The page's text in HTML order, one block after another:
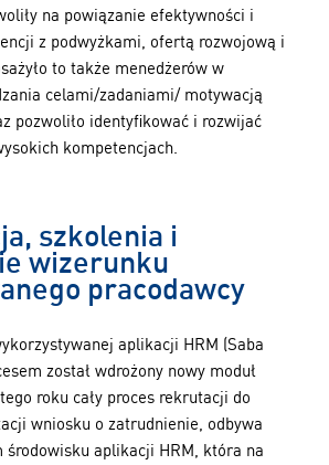
na powiązanie efektywności i
z podwyżkami, ofertą rozwojową i
to także menedżerów w
celami/zadaniami/ motywacją
pozwoliło identyfikować i rozwijać
kompetencjach.
szkolenia i
wizerunku
pracodawcy
aplikacji HRM (Saba
został wdrożony nowy moduł
roku cały proces rekrutacji do
wniosku o zatrudnienie, odbywa
środowisku aplikacji HRM, która na